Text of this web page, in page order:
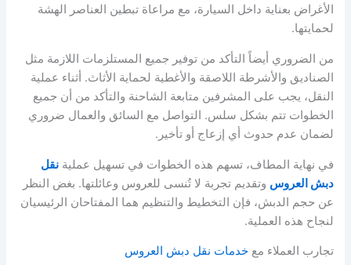
الأغراض بعناية داخل السيارة، مع مراعاة تبطين العناصر الهشة
لحمايتها.
من الضروري أيضاً التأكد من توفير جميع المستلزمات اللازمة مثل
الصناديق والأشرطة اللاصقة والأغطية لحماية الأثاث. أثناء عملية
النقل، يجب على المشرفين متابعة الشاحنة والتأكد من أن جميع
الخطوات تتم بشكل سلس. التواصل مع السائق والعمال ضروري
لضمان عدم حدوث أي إزعاج أو تأخير.
في نهاية المطاف، تسهم هذه الخطوات في تسهيل عمليةنقل
دبش العروس وتقديم تجربة لا تُنسى للعروس وعائلتها. بغض النظر
عن حجم الدبش، فإن التخطيط والتنظيم هما المفتاحان الرئيسيان
لنجاح هذه العملية.
تجارب العملاء مع خدمات نقل دبش العروس